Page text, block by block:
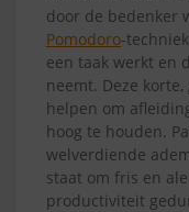
door de bedenker
Pomodoro-
een taak werkt en
neemt. Deze
helpen om
hoog te houden.
welverdiende
staat om fris en
productiviteit